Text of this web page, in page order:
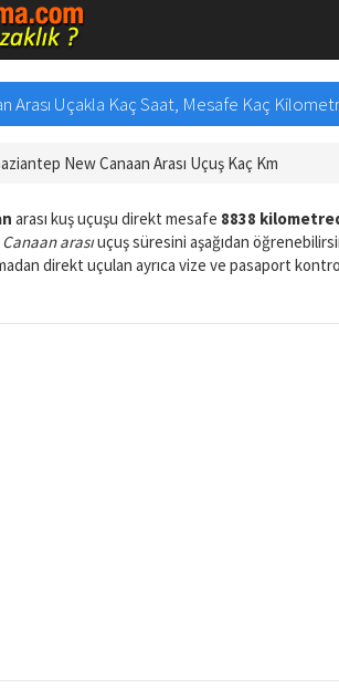
Arası Uçakla Kaç Saat, Mesafe Kaç
New Canaan Arası Uçuş Kaç Km
arası kuş uçuşu direkt mesafe 8838
arasıuçuş süresini aşağıdan
direkt uçulan ayrıca vize ve pasaport